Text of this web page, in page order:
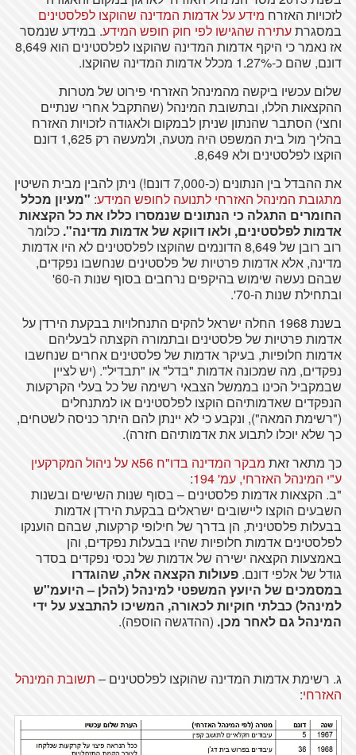
לזכויות האזרח מידע על אדמות המדינה שהוקצו לפלסטינים
במסגרתעתירה שהגישו לפי חוק חופש המידע. במידע שנמסר
אז נאמר כי היקף אדמות המדינה שהוקצו לפלסטינים הוא 8,649
דונם, שהם כ-1.27% מכלל אדמות המדינה שהוקצו.
שלום עכשיו ביקשה מהמינהל האזרחי פירוט של מטרות
ההקצאות הללו, ובתשובת המינהל (שהתקבל אחרי שנתיים
וחצי) הסתבר שהנתון שניתן לבמקום ולאגודה לזכויות האזרח
בהליך מול בית המשפט היה מטעה, ולמעשה רק 1,625 דונם
הוקצו לפלסטינים ולא 8,649.
את ההבדל בין הנתונים (כ-7,000 דונם!) ניתן להבין מבית השיטין
מתגובת המינהל האזרחי לתנועה לחופש המידע: "מעיון מכלל
החומרים התגלה כי הנתונים שנמסרו כללו את כל הקצאות
אדמות לפלסטינים, ולאו דווקא של אדמות מדינה". כלומר
רוב רובן של 8,649 הדונמים שהוקצו לפלסטינים לא היו אדמות
מדינה, אלא אדמות פרטיות של פלסטינים שנחשבו נפקדים,
שבהם נעשה שימוש בהיקפים נרחבים בסוף שנות ה-60'
ובתחילת שנות ה-70'.
בשנת 1968 החלה ישראל להקים התנחלויות בבקעת הירדן על
אדמות פרטיות של פלסטינים ובתמורה הקצתה לבעליהם
אדמות חלופיות, בעיקר אדמות של פלסטינים אחרים שנחשבו
נפקדים, מה שמכונה אדמות "בדל" או "תבדיל". (יש לציין
שבמקביל הכינו בממשל הצבאי רשימה של כל בעלי הקרקעות
הנפקדים שאדמותיהם הוקצו לפלסטינים או למתנחלים
("רשימת המאה"), ונקבע כי לא יינתן להם היתר כניסה לשטחים,
כך שלא יוכלו לתבוע את אדמותיהם חזרה).
כך מתאר זאת
מבקר המדינה בדו"ח 56א על ניהול המקרקעין
ע"י המינהל האזרחי, עמ' 194
:
"ב. הקצאות אדמות פלסטינים – בסוף שנות השישים ובשנות
השבעים הוקצו ליישובים ישראלים בבקעת הירדן אדמות
בבעלות פלסטינית, הן בדרך של חילופי קרקעות, שבהם הוענקו
לפלסטינים אדמות חלופיות שהיו בבעלות נפקדים, והן
באמצעות הקצאה ישירה של אדמות של נכסי נפקדים בסדר
גודל של אלפי דונם. פעולות הקצאה אלה, שהוגדרו
במסמכים של היועץ המשפטי למינהל (להלן – היועמ"ש
למינהל) כבלתי חוקיות לכאורה, המשיכו להתבצע על ידי
המינהל גם לאחר מכן. (ההדגשה הוספה).
ג. רשימת אדמות המדינה שהוקצו לפלסטינים – תשובת המינהל
האזרחי: